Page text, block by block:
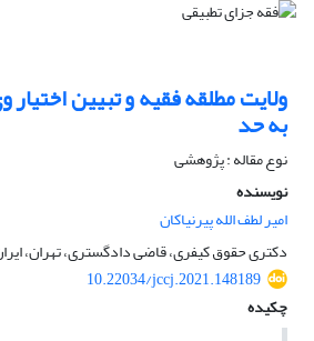
ولایت مطلقه فقیه و تبیین
به حد
نوع مقاله : پژوهشی
نویسنده
امیر لطف الله پیرنیاکان
دکتری حقوق کیفری، قاضی دادگستری، تهران،
10.22034/jccj.2021.148189
چکیده